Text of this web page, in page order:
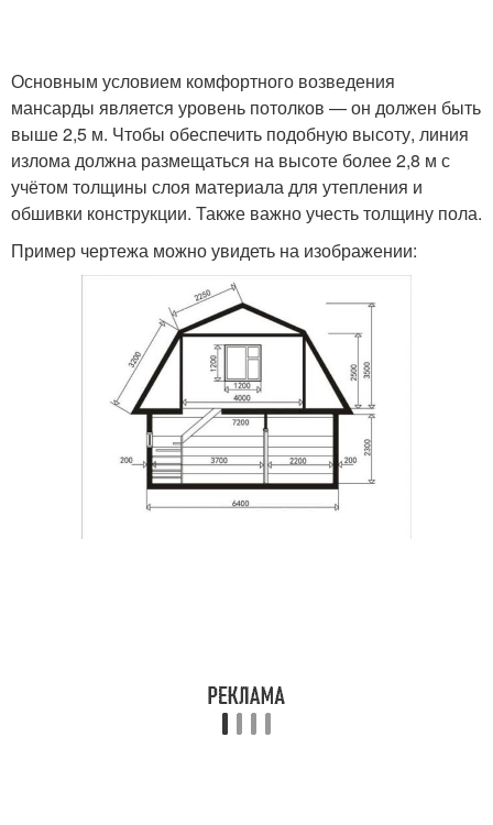
Основным условием комфортного возведения
мансарды является уровень потолков — он должен быть
выше 2,5 м. Чтобы обеспечить подобную высоту, линия
излома должна размещаться на высоте более 2,8 м с
учётом толщины слоя материала для утепления и
обшивки конструкции. Также важно учесть толщину пола.
Пример чертежа можно увидеть на изображении: